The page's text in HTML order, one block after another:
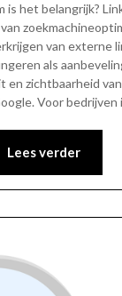
is het belangrijk?
van externe
als
en zichtbaarheid
Voor bedrijven
Lees verder